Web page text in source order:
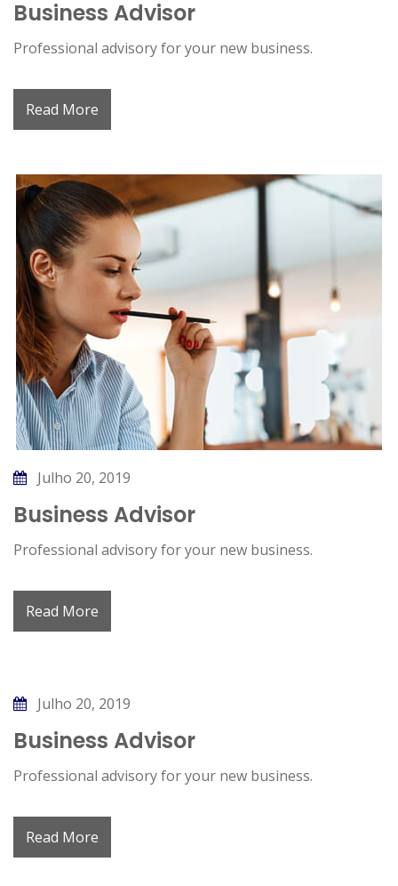
Business Advisor
Professional advisory for your new business.
Read More
Julho 20, 2019
Business Advisor
Professional advisory for your new business.
Read More
Julho 20, 2019
Business Advisor
Professional advisory for your new business.
Read More